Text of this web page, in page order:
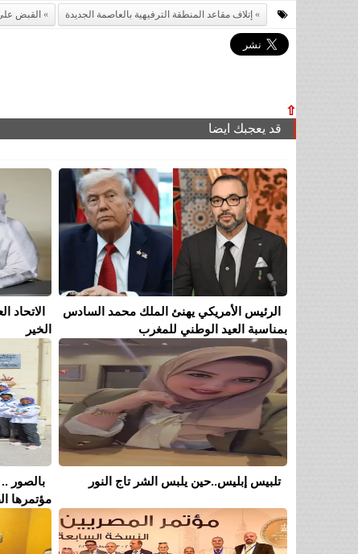
إتلاف مقاعد المنطقة الترفيهية بالعاصمة الجديدة القبض على 10
⇧
قد يعجبك ايضا
الرئيس الأمريكي يهنئ الملك محمد السادس
بمناسبة العيد الوطني للمغرب
الخير
تلبيس إبليس..حين يلبس الشر تاج النور
بالصور ..
مؤتمرها